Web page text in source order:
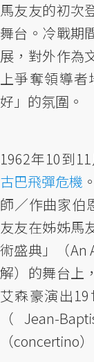
馬友友的初次
舞台。冷戰期
展，對外作為
上爭奪領導
好」的氛圍。
1962年10到
古巴飛彈危機
師／作曲家伯
友友在姊姊馬
術盛典」（An
解）的舞台上
艾森豪演出
（Jean-
（concertino）